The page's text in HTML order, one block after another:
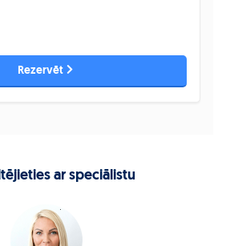
Rezervēt
ar speciālistu